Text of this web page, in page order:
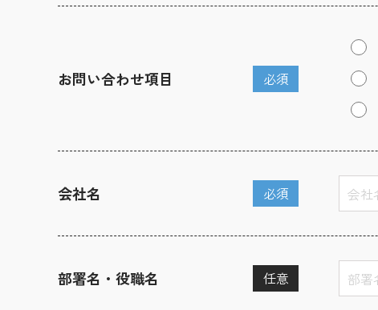
お問い合わせ項目 必須
会社名 必須
部署名・役職名 任意